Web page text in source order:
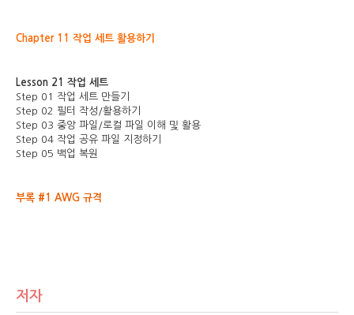
Chapter 11 작업 세트 활용하기
Lesson 21 작업 세트
Step 01 작업 세트 만들기
Step 02 필터 작성/활용하기
Step 03 중앙 파일/로컬 파일 이해 및 활용
Step 04 작업 공유 파일 지정하기
Step 05 백업 복원
부록 #1 AWG 규격
저자